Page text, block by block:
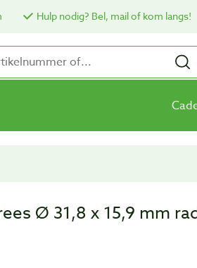
Hulp nodig? Bel, mail of kom langs!
Ø 31,8 x 15,9 mm